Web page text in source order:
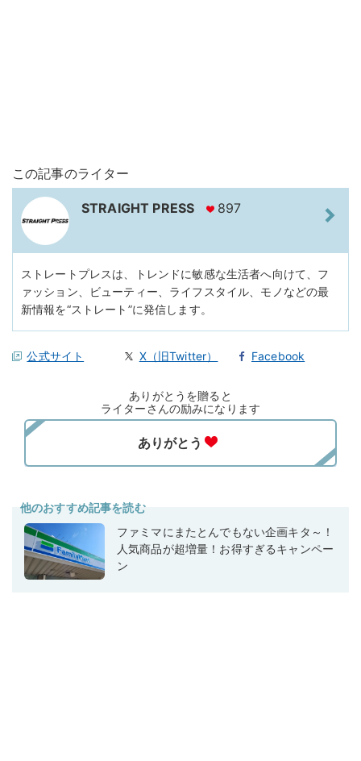
この記事のライター
STRAIGHT PRESS 897
ストレートプレスは、トレンドに敏感な生活者へ向けて、フ
ァッション、ビューティー、ライフスタイル、モノなどの最
新情報を“ストレート”に発信します。
公式サイト X（旧Twitter） Facebook
ありがとうを贈ると
ライターさんの励みになります
他のおすすめ記事を読む
ファミマにまたとんでもない企画キタ～！
人気商品が超増量！お得すぎるキャンペー
ン